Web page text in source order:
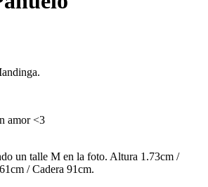
amor <3
un talle M en la foto. Altura 1.73cm /
/ Cadera 91cm.